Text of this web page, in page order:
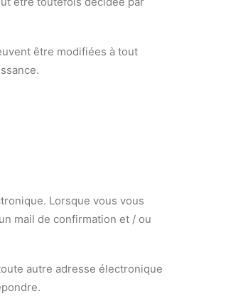
être modifiées à tout
Lorsque vous vous
mail de confirmation et / ou
autre adresse électronique